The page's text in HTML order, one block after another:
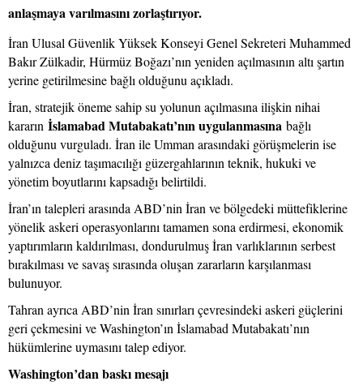
anlaşmaya varılmasını zorlaştırıyor.
İran Ulusal Güvenlik Yüksek Konseyi Genel Sekreteri Muhammed
Bakır Zülkadir, Hürmüz Boğazı’nın yeniden açılmasının altı şartın
yerine getirilmesine bağlı olduğunu açıkladı.
İran, stratejik öneme sahip su yolunun açılmasına ilişkin nihai
kararın İslamabad Mutabakatı’nın uygulanmasına bağlı
olduğunu vurguladı. İran ile Umman arasındaki görüşmelerin ise
yalnızca deniz taşımacılığı güzergahlarının teknik, hukuki ve
yönetim boyutlarını kapsadığı belirtildi.
İran’ın talepleri arasında ABD’nin İran ve bölgedeki müttefiklerine
yönelik askeri operasyonlarını tamamen sona erdirmesi, ekonomik
yaptırımların kaldırılması, dondurulmuş İran varlıklarının serbest
bırakılması ve savaş sırasında oluşan zararların karşılanması
bulunuyor.
Tahran ayrıca ABD’nin İran sınırları çevresindeki askeri güçlerini
geri çekmesini ve Washington’ın İslamabad Mutabakatı’nın
hükümlerine uymasını talep ediyor.
Washington’dan baskı mesajı